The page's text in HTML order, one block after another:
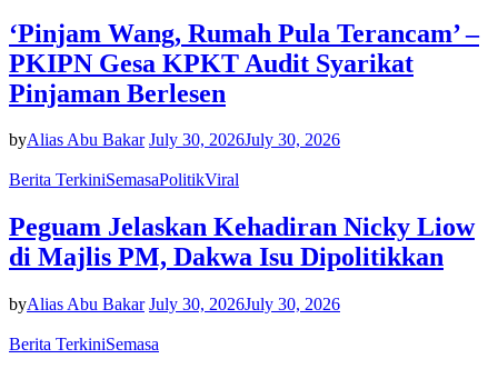
‘Pinjam Wang, Rumah Pula Terancam’ –
PKIPN Gesa KPKT Audit Syarikat
Pinjaman Berlesen
byAlias Abu Bakar July 30, 2026July 30, 2026
Berita TerkiniSemasaPolitikViral
Peguam Jelaskan Kehadiran Nicky Liow
di Majlis PM, Dakwa Isu Dipolitikkan
byAlias Abu Bakar July 30, 2026July 30, 2026
Berita TerkiniSemasa